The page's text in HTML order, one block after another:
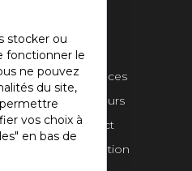
stocker ou
fonctionner le
ne pouvez
du site,
vos choix à
en bas de
Annonces
Concours
Contact
Inscription